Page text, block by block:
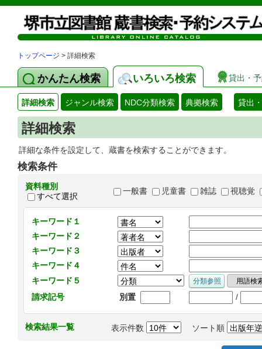
トップページ > 詳細検索
かんたん検索 いろいろ検索 貸出・
詳細検索 ジャンル検索 NDC分類検索 典拠検索 貸出
詳細検索
詳細な条件を設定して、蔵書を検索することができます。
検索条件
資料種別
すべて選択
一般書 児童書 雑誌 視聴覚
キーワード１
キーワード２
キーワード３
キーワード４
キーワード５
請求記号
別置 /
検索結果一覧 表示件数 ソート順